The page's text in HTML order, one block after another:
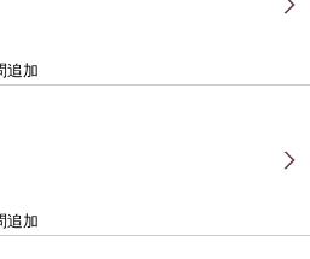
追加
追加